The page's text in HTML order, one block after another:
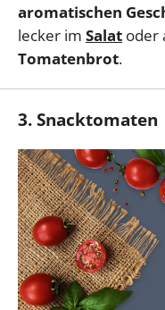
aromatischen
lecker im Salat oder
Tomatenbrot.
3. Snacktomaten